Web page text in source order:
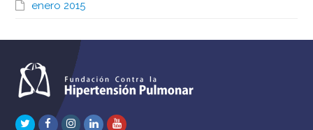
enero 2015
TwitterFacebook
Instagram
LinkedInYoutube